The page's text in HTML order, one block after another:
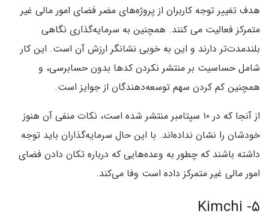
هدف تغییر توجه کاربران از پروژ‌ه‌های مضر فضای امور مالی غیر
متمرکز فعالیت می کنند. همچنین به سرمایه‌گذاری نگاهی
بلندمدت‌تر دارند و این به خوبی نشانگر ارزش آن است. این کار
شامل حساسیت بر منتشر نکردن کد‌ها بدون حسابرسی، و
همچنین کم کردن سهم توسعه‌دهندگان از جوایز است.
از آنجا که در ۱۰ سپتامبر منتشر شده است، نکات منفی آن هنوز
خودشان را نشان نداده‌اند. با این حال سرمایه‌گذاران باید توجه
داشته باشند که چطور به وعده‌هایی که درباره تکان دادن فضای
امور مالی غیر متمرکز داده است وفا می‌کند.
۵- Kimchi